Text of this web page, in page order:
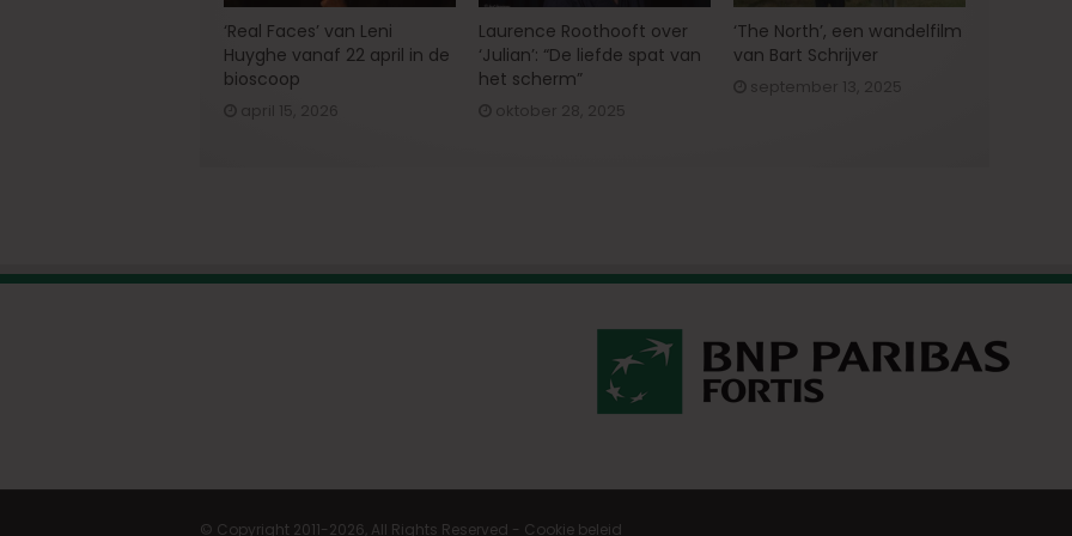
‘Real Faces’ van Leni
Huyghe vanaf 22 april in de
bioscoop
april 15, 2026
Laurence Roothooft over
‘Julian’: “De liefde spat van
het scherm”
oktober 28, 2025
‘The North’, een wandelfilm
van Bart Schrijver
september 13, 2025
© Copyright 2011-2026, All Rights Reserved - Cookie beleid